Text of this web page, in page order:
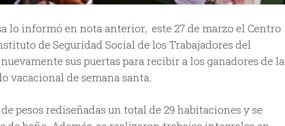
lo informó en nota anterior, este 27 de marzo el Centro
de Seguridad Social de los Trabajadores del
sus puertas para recibir a los ganadores de la
vacacional de semana santa.
pesos rediseñadas un total de 29 habitaciones y se